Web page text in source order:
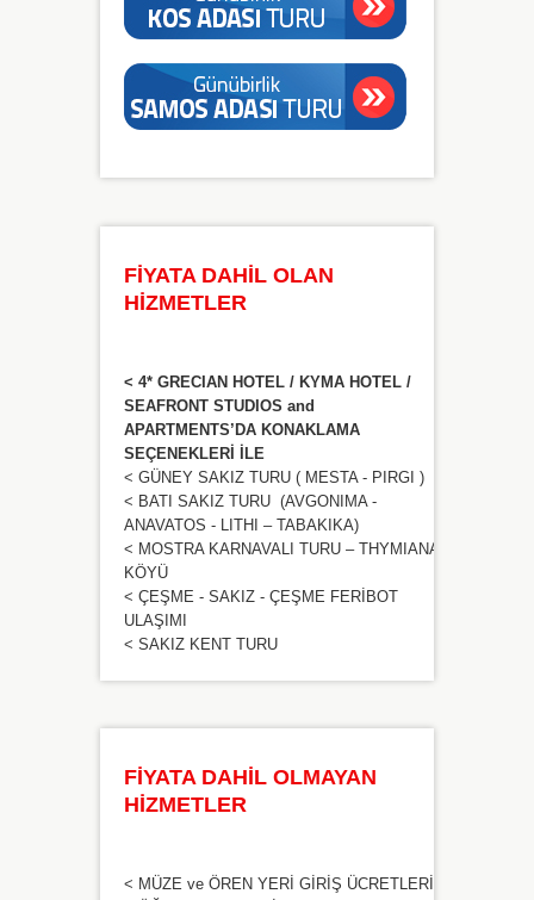
FİYATA DAHİL OLAN
HİZMETLER
< 4* GRECIAN HOTEL / KYMA HOTEL /
SEAFRONT STUDIOS and
APARTMENTS’DA KONAKLAMA
SEÇENEKLERİ İLE
< GÜNEY SAKIZ TURU ( MESTA - PIRGI )
< BATI SAKIZ TURU (AVGONIMA -
ANAVATOS - LITHI – TABAKIKA)
< MOSTRA KARNAVALI TURU – THYMIANA
KÖYÜ
< ÇEŞME - SAKIZ - ÇEŞME FERİBOT
ULAŞIMI
< SAKIZ KENT TURU
FİYATA DAHİL OLMAYAN
HİZMETLER
< MÜZE ve ÖREN YERİ GİRİŞ ÜCRETLERİ